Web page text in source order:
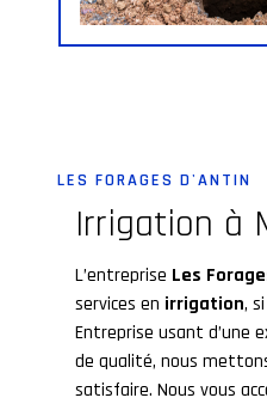
LES FORAGES D'ANTIN
irrigation à
L’entreprise Les
services en irrigation,
Entreprise usant d’une
de qualité, nous
satisfaire. Nous vous